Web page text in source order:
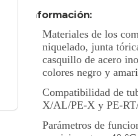
+ Información:
Materiales de los
niquelado, junta
casquillo de acero
colores negro y
Compatibilidad de
X/AL/PE-X y PE-
Parámetros de